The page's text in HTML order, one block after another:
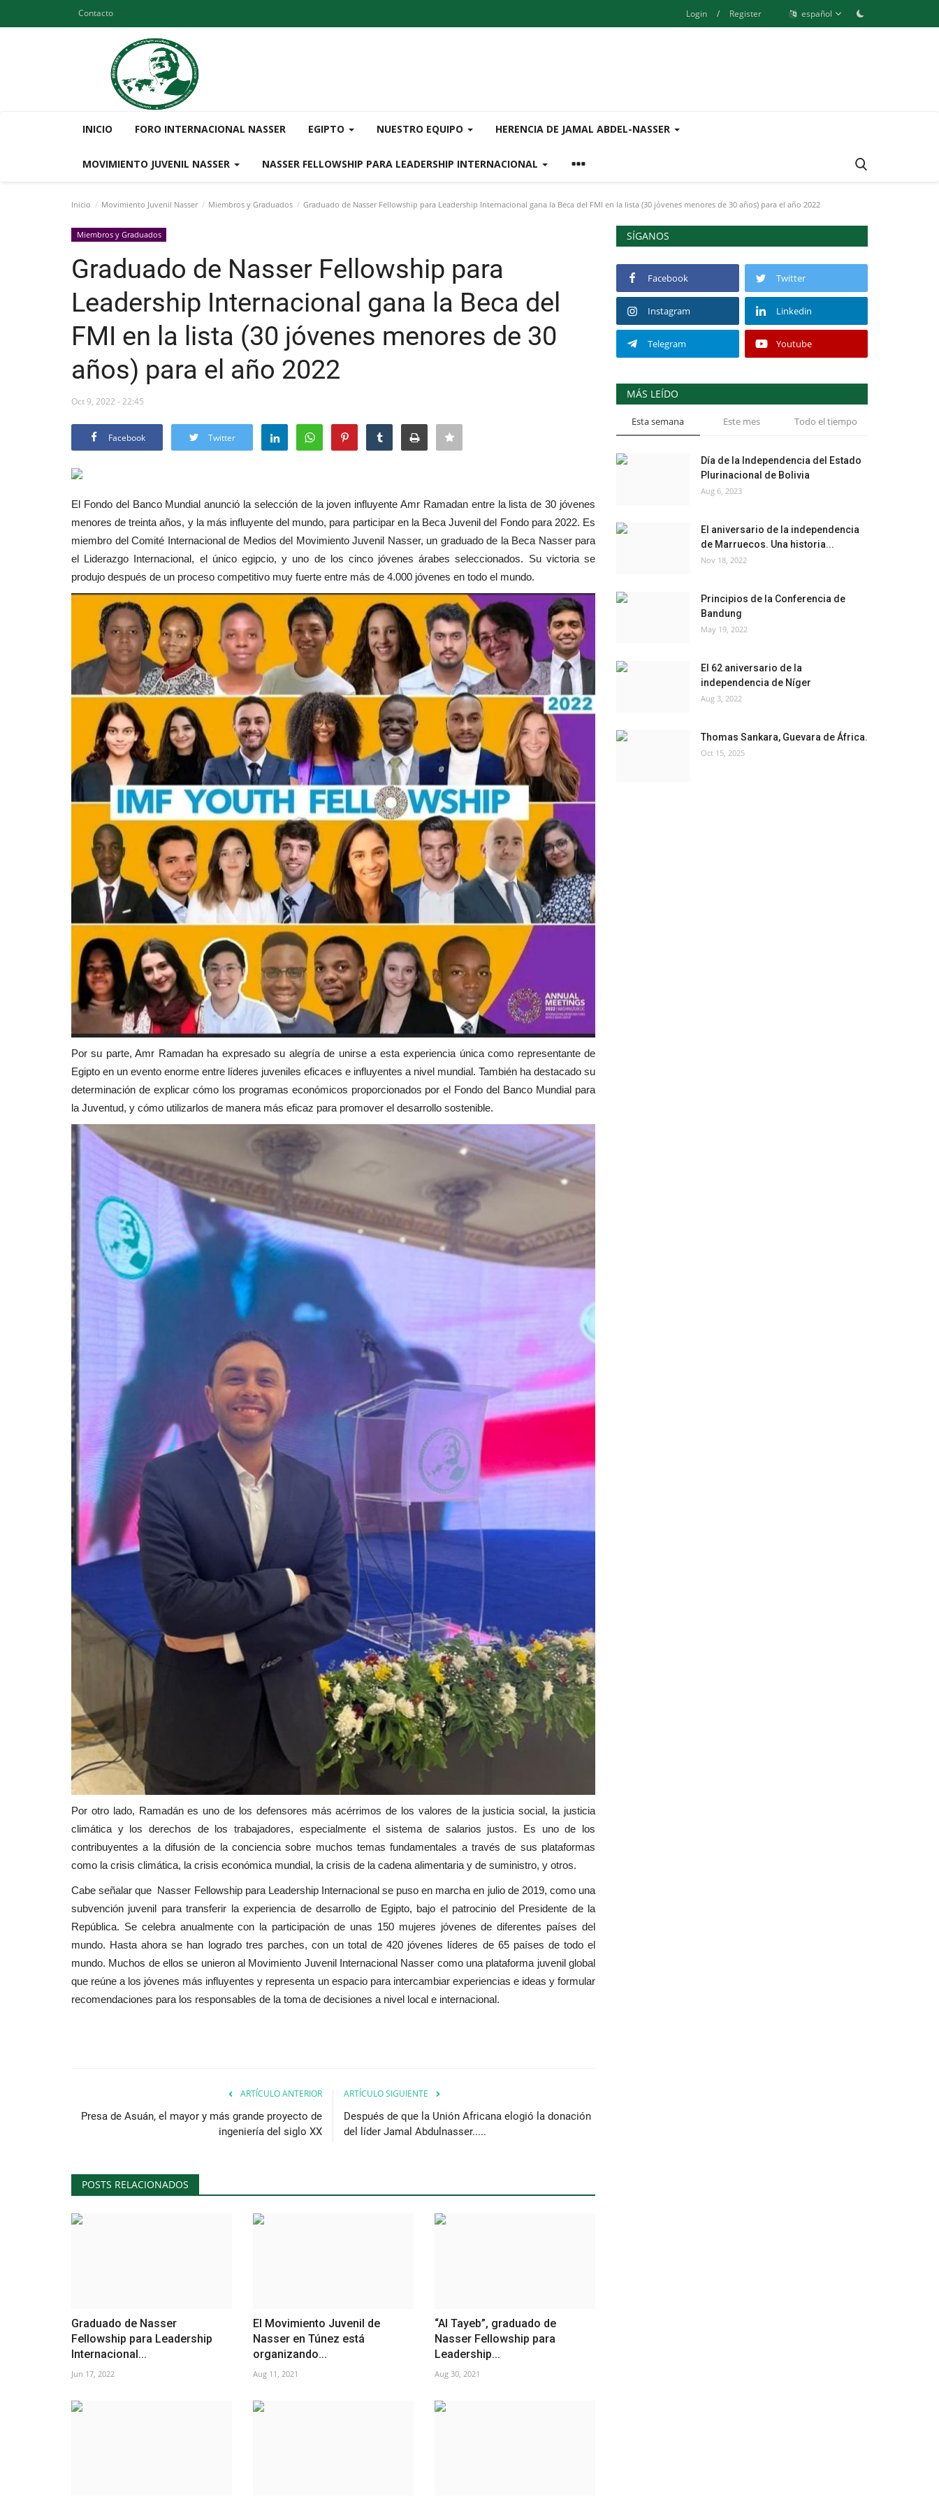
Contacto Login / Register español
INICIO FORO INTERNACIONAL NASSER EGIPTO NUESTRO EQUIPO HERENCIA DE JAMAL ABDEL-NASSER
MOVIMIENTO JUVENIL NASSER NASSER FELLOWSHIP PARA LEADERSHIP INTERNACIONAL
Inicio Movimiento Juvenil Nasser Miembros y Graduados Graduado de Nasser Fellowship para Leadership Internacional gana la Beca del FMI en la lista (30 jóvenes menores de 30 años) para el año 2022
Miembros y Graduados
Graduado de Nasser Fellowship para
Leadership Internacional gana la Beca del
FMI en la lista (30 jóvenes menores de 30
años) para el año 2022
Oct 9, 2022 - 22:45
Facebook Twitter
El Fondo del Banco Mundial anunció la selección de la joven influyente Amr Ramadan entre la lista de 30 jóvenes
menores de treinta años, y la más influyente del mundo, para participar en la Beca Juvenil del Fondo para 2022. Es
miembro del Comité Internacional de Medios del Movimiento Juvenil Nasser, un graduado de la Beca Nasser para
el Liderazgo Internacional, el único egipcio, y uno de los cinco jóvenes árabes seleccionados. Su victoria se
produjo después de un proceso competitivo muy fuerte entre más de 4.000 jóvenes en todo el mundo.
Por su parte, Amr Ramadan ha expresado su alegría de unirse a esta experiencia única como representante de
Egipto en un evento enorme entre líderes juveniles eficaces e influyentes a nivel mundial. También ha destacado su
determinación de explicar cómo los programas económicos proporcionados por el Fondo del Banco Mundial para
la Juventud, y cómo utilizarlos de manera más eficaz para promover el desarrollo sostenible.
Por otro lado, Ramadán es uno de los defensores más acérrimos de los valores de la justicia social, la justicia
climática y los derechos de los trabajadores, especialmente el sistema de salarios justos. Es uno de los
contribuyentes a la difusión de la conciencia sobre muchos temas fundamentales a través de sus plataformas
como la crisis climática, la crisis económica mundial, la crisis de la cadena alimentaria y de suministro, y otros.
Cabe señalar que Nasser Fellowship para Leadership Internacional se puso en marcha en julio de 2019, como una
subvención juvenil para transferir la experiencia de desarrollo de Egipto, bajo el patrocinio del Presidente de la
República. Se celebra anualmente con la participación de unas 150 mujeres jóvenes de diferentes países del
mundo. Hasta ahora se han logrado tres parches, con un total de 420 jóvenes líderes de 65 países de todo el
mundo. Muchos de ellos se unieron al Movimiento Juvenil Internacional Nasser como una plataforma juvenil global
que reúne a los jóvenes más influyentes y representa un espacio para intercambiar experiencias e ideas y formular
recomendaciones para los responsables de la toma de decisiones a nivel local e internacional.
ARTÍCULO ANTERIOR
Presa de Asuán, el mayor y más grande proyecto de
ingeniería del siglo XX
ARTÍCULO SIGUIENTE
Después de que la Unión Africana elogió la donación
del líder Jamal Abdulnasser.....
POSTS RELACIONADOS
Graduado de Nasser
Fellowship para Leadership
Internacional...
Jun 17, 2022
El Movimiento Juvenil de
Nasser en Túnez está
organizando...
Aug 11, 2021
“Al Tayeb”, graduado de
Nasser Fellowship para
Leadership...
Aug 30, 2021
SÍGANOS
Facebook Twitter
Instagram Linkedin
Telegram Youtube
MÁS LEÍDO
Esta semana Este mes Todo el tiempo
Día de la Independencia del Estado
Plurinacional de Bolivia
Aug 6, 2023
El aniversario de la independencia
de Marruecos. Una historia...
Nov 18, 2022
Principios de la Conferencia de
Bandung
May 19, 2022
El 62 aniversario de la
independencia de Níger
Aug 3, 2022
Thomas Sankara, Guevara de África.
Oct 15, 2025